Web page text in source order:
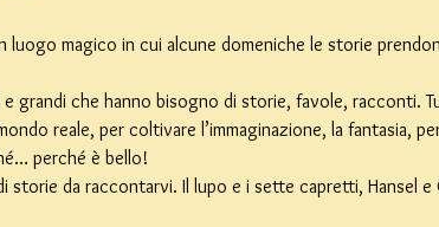
luogo magico in cui alcune domeniche le storie
grandi che hanno bisogno di storie, favole, racconti.
reale, per coltivare l’immaginazione, la fantasia,
perché è bello!
storie da raccontarvi. Il lupo e i sette capretti, Hansel e